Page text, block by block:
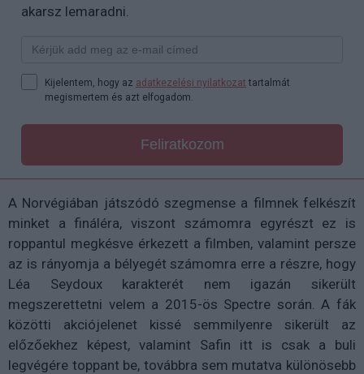
akarsz lemaradni.
Kijelentem, hogy az adatkezelési nyilatkozat tartalmát
megismertem és azt elfogadom.
Feliratkozom
A Norvégiában játszódó szegmense a filmnek felkészít
minket a fináléra, viszont számomra egyrészt ez is
roppantul megkésve érkezett a filmben, valamint persze
az is rányomja a bélyegét számomra erre a részre, hogy
Léa Seydoux karakterét nem igazán sikerült
megszerettetni velem a 2015-ös Spectre során. A fák
közötti akciójelenet kissé semmilyenre sikerült az
előzőekhez képest, valamint Safin itt is csak a buli
legvégére toppant be, továbbra sem mutatva különösebb